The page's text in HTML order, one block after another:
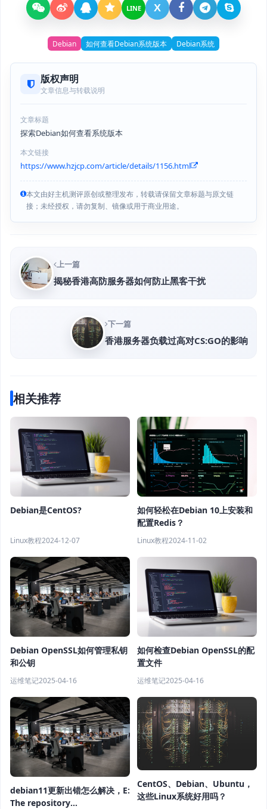
LINE X
Debian 如何查看Debian系统版本 Debian系统
版权声明
文章信息与转载说明
文章标题
探索Debian如何查看系统版本
本文链接
https://www.hzjcp.com/article/details/1156.html
本文由好主机测评原创或整理发布，转载请保留文章标题与原文链
接；未经授权，请勿复制、镜像或用于商业用途。
上一篇
揭秘香港高防服务器如何防止黑客干扰
下一篇
香港服务器负载过高对CS:GO的影响
相关推荐
Debian是CentOS?
Linux教程2024-12-07
如何轻松在Debian 10上安装和
配置Redis？
Linux教程2024-11-02
Debian OpenSSL如何管理私钥
和公钥
运维笔记2025-04-16
如何检查Debian OpenSSL的配
置文件
运维笔记2025-04-16
debian11更新出错怎么解决，E:
The repository
CentOS、Debian、Ubuntu，
这些Linux系统好用吗？